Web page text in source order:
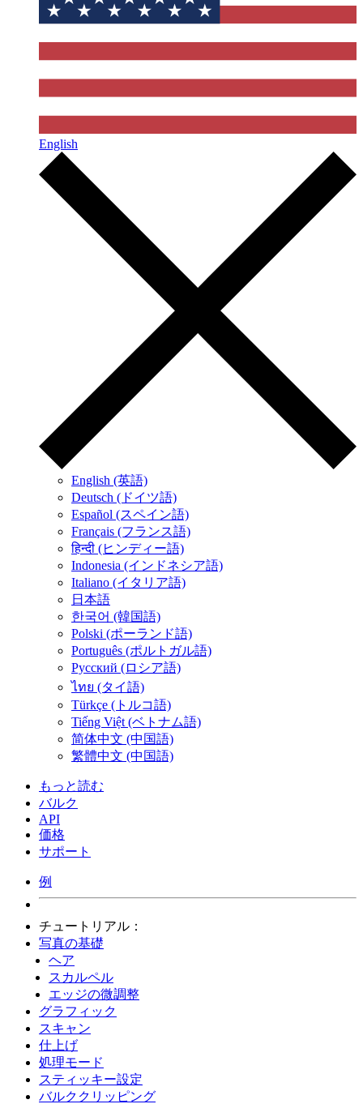
English
English (英語)
Deutsch (ドイツ語)
Español (スペイン語)
Français (フランス語)
हिन्दी (ヒンディー語)
Indonesia (インドネシア語)
Italiano (イタリア語)
日本語
한국어 (韓国語)
Polski (ポーランド語)
Português (ポルトガル語)
Русский (ロシア語)
ไทย (タイ語)
Türkçe (トルコ語)
Tiếng Việt (ベトナム語)
简体中文 (中国語)
繁體中文 (中国語)
もっと読む
バルク
API
価格
サポート
例
チュートリアル：
写真の基礎
ヘア
スカルペル
エッジの微調整
グラフィック
スキャン
仕上げ
処理モード
スティッキー設定
バルククリッピング